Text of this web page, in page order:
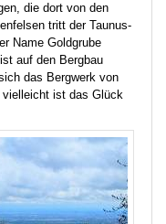
die dort von den
tritt der Taunus-
Name Goldgrube
auf den Bergbau
das Bergwerk von
vielleicht ist das Glück